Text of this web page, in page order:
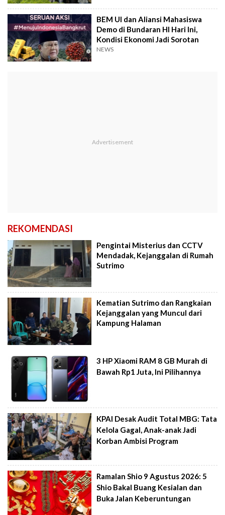
BEM UI dan Aliansi Mahasiswa
Demo di Bundaran HI Hari Ini,
Kondisi Ekonomi Jadi Sorotan
NEWS
REKOMENDASI
Pengintai Misterius dan CCTV
Mendadak, Kejanggalan di Rumah
Sutrimo
Kematian Sutrimo dan Rangkaian
Kejanggalan yang Muncul dari
Kampung Halaman
3 HP Xiaomi RAM 8 GB Murah di
Bawah Rp1 Juta, Ini Pilihannya
KPAI Desak Audit Total MBG: Tata
Kelola Gagal, Anak-anak Jadi
Korban Ambisi Program
Ramalan Shio 9 Agustus 2026: 5
Shio Bakal Buang Kesialan dan
Buka Jalan Keberuntungan